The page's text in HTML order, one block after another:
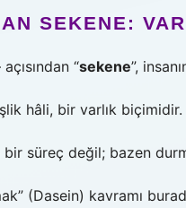
SEKENE:
“sekene”,
hâli, bir varlık biçimidir.
süreç değil; bazen
(Dasein) kavramı